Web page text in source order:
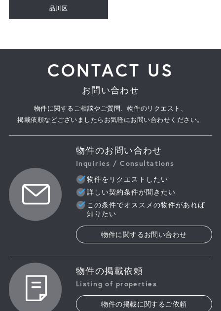
品川区
CONTACT US
お問い合わせ
物件に関するご相談やご質問、物件のリクエスト、
掲載依頼などございましたらお気軽にお問い合わせください。
物件のお問い合わせ
Inquiries / Consultations
物件をリクエストしたい
詳しい契約条件が聞きたい
この条件でオススメの物件があれば
知りたい
物件に関するお問い合わせ
物件の掲載依頼
Listing of properties
物件の掲載に関するご依頼